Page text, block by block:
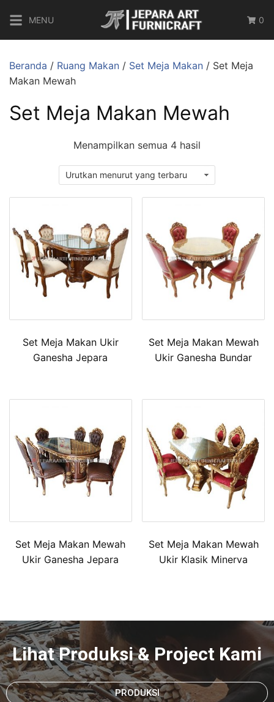
MENU 0
Beranda / Ruang Makan / Set Meja Makan / Set Meja
Makan Mewah
Set Meja Makan Mewah
Menampilkan semua 4 hasil
Set Meja Makan Ukir
Ganesha Jepara
Set Meja Makan Mewah
Ukir Ganesha Bundar
Set Meja Makan Mewah
Ukir Ganesha Jepara
Set Meja Makan Mewah
Ukir Klasik Minerva
Lihat Produksi & Project Kami
PRODUKSI